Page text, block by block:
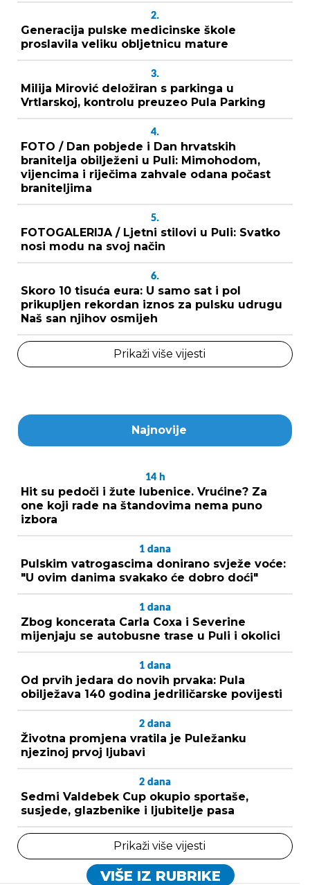
2.
Generacija pulske medicinske škole
proslavila veliku obljetnicu mature
3.
Milija Mirović deložiran s parkinga u
Vrtlarskoj, kontrolu preuzeo Pula Parking
4.
FOTO / Dan pobjede i Dan hrvatskih
branitelja obilježeni u Puli: Mimohodom,
vijencima i riječima zahvale odana počast
braniteljima
5.
FOTOGALERIJA / Ljetni stilovi u Puli: Svatko
nosi modu na svoj način
6.
Skoro 10 tisuća eura: U samo sat i pol
prikupljen rekordan iznos za pulsku udrugu
Naš san njihov osmijeh
Prikaži više vijesti
Najnovije
14 h
Hit su pedoči i žute lubenice. Vrućine? Za
one koji rade na štandovima nema puno
izbora
1 dana
Pulskim vatrogascima donirano svježe voće:
"U ovim danima svakako će dobro doći"
1 dana
Zbog koncerata Carla Coxa i Severine
mijenjaju se autobusne trase u Puli i okolici
1 dana
Od prvih jedara do novih prvaka: Pula
obilježava 140 godina jedriličarske povijesti
2 dana
Životna promjena vratila je Puležanku
njezinoj prvoj ljubavi
2 dana
Sedmi Valdebek Cup okupio sportaše,
susjede, glazbenike i ljubitelje pasa
Prikaži više vijesti
VIŠE IZ RUBRIKE